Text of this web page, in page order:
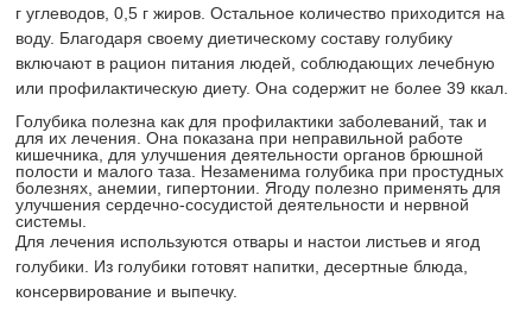
г углеводов, 0,5 г жиров. Остальное количество приходится на
воду. Благодаря своему диетическому составу голубику
включают в рацион питания людей, соблюдающих лечебную
или профилактическую диету. Она содержит не более 39 ккал.
Голубика полезна как для профилактики заболеваний, так и
для их лечения. Она показана при неправильной работе
кишечника, для улучшения деятельности органов брюшной
полости и малого таза. Незаменима голубика при простудных
болезнях, анемии, гипертонии. Ягоду полезно применять для
улучшения сердечно-сосудистой деятельности и нервной
системы.
Для лечения используются отвары и настои листьев и ягод
голубики. Из голубики готовят напитки, десертные блюда,
консервирование и выпечку.